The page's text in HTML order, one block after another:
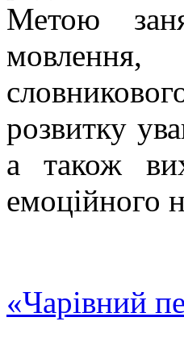
Метою
мовлення,
розвитку
а також
емоційного
«Чарівний